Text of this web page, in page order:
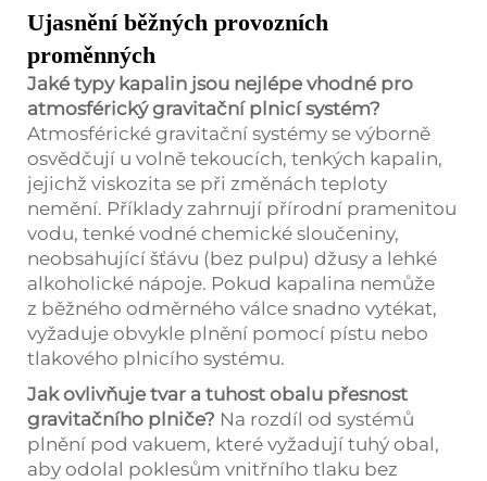
Ujasnění běžných provozních
proměnných
Jaké typy kapalin jsou nejlépe vhodné pro
atmosférický gravitační plnicí systém?
Atmosférické gravitační systémy se výborně
osvědčují u volně tekoucích, tenkých kapalin,
jejichž viskozita se při změnách teploty
nemění. Příklady zahrnují přírodní pramenitou
vodu, tenké vodné chemické sloučeniny,
neobsahující šťávu (bez pulpu) džusy a lehké
alkoholické nápoje. Pokud kapalina nemůže
z běžného odměrného válce snadno vytékat,
vyžaduje obvykle plnění pomocí pístu nebo
tlakového plnicího systému.
Jak ovlivňuje tvar a tuhost obalu přesnost
gravitačního plniče? Na rozdíl od systémů
plnění pod vakuem, které vyžadují tuhý obal,
aby odolal poklesům vnitřního tlaku bez